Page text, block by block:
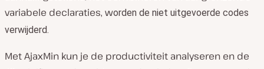
variabele declaraties, worden de niet uitgevoerde codes
verwijderd.
Met AjaxMin kun je de productiviteit analyseren en de